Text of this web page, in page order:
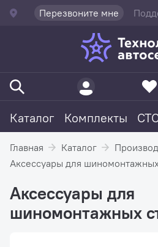
Перезвоните мне
Каталог Комплекты
Главная Каталог
Аксессуары для
Аксессуары для
шиномонтажных